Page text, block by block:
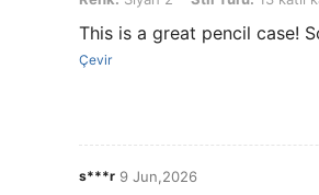
This is a great pencil case!
Çevir
s***r 9 Jun,2026